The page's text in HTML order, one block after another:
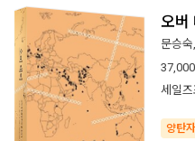
오버
문승숙
37,000
세일
양탄